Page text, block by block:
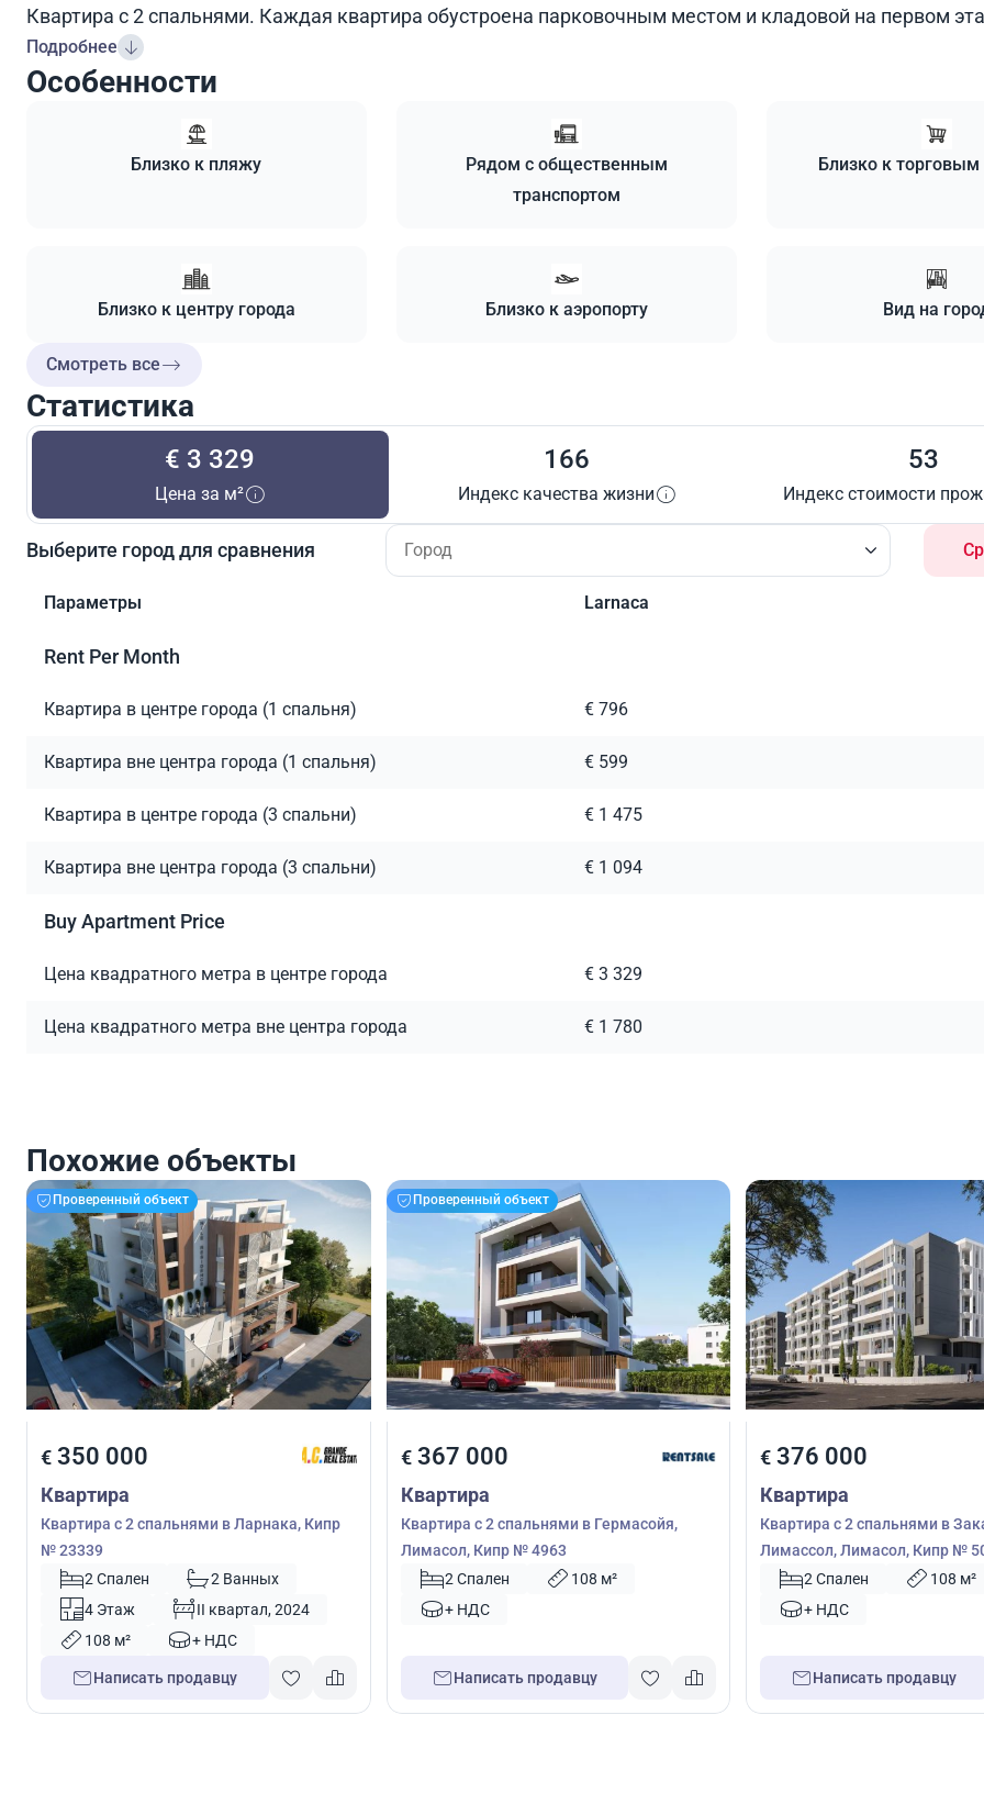
Квартира с 2 спальнями. Каждая квартира обустроена парковочным местом и кладовой на первом
Подробнее
Особенности
Близко к пляжу
Рядом с общественным
транспортом
Близко к
Близко к центру города Близко к аэропорту Вид на
Смотреть все
Статистика
€ 3 329
Цена за м²
166
Индекс качества жизни
53
Индекс стоимости
Выберите город для сравнения
Параметры Larnaca
Rent Per Month
Квартира в центре города (1 спальня) € 796
Квартира вне центра города (1 спальня) € 599
Квартира в центре города (3 спальни) € 1 475
Квартира вне центра города (3 спальни) € 1 094
Buy Apartment Price
Цена квадратного метра в центре города € 3 329
Цена квадратного метра вне центра города € 1 780
Похожие объекты
Проверенный объект
€ 350 000
Квартира
Квартира с 2 спальнями в Ларнака, Кипр
№ 23339
2 Спален
2 Ванных
4 Этаж
II квартал, 2024
108 м²
+ НДС
Написать продавцу
Проверенный объект
€367 000
Квартира
Квартира с 2 спальнями в Гермасойя,
Лимасол, Кипр № 4963
2 Спален
108 м²
+ НДС
Написать продавцу
€ 376 000
Квартира
Квартира с 2 спальнями в
Лимассол, Лимасол, Кипр №
2 Спален
108 м²
+ НДС
Написать продавцу